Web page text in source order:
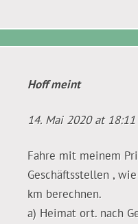
Hoffmeint
14. Mai 2020 at 18:11
Fahre mit meinem
Geschäftsstellen ,
km berechnen.
a) Heimat ort. nach